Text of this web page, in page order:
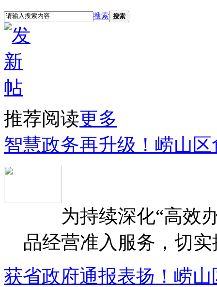
搜索 搜索
推荐阅读更多
智慧政务再升级！崂山
为持续深化“高效办
品经营准入服务，切
获省政府通报表扬！崂